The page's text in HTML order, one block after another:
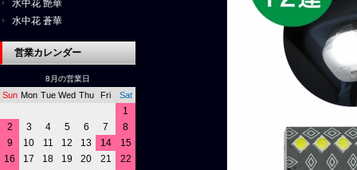
水中花 艶華
水中花 蒼華
営業カレンダー
8月の営業日
Sun Mon Tue Wed Thu Fri Sat
1
2
3 4 5 6 7
8
9
10 11 12 13 14
15
16
17 18 19 20 21
22